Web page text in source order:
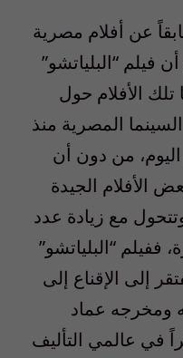
عن أفلام مصرية
فيلم “البلياتشو”
تلك الأفلام حول
المصرية منذ
من دون أن
الأفلام الجيدة
مع زيادة عدد
ففيلم “البلياتشو”
إلى الإقناع إلى
ومخرجه عماد
في عالمي التأليف